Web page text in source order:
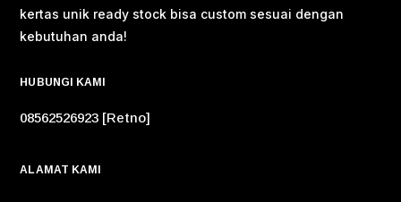
kertas unik ready stock bisa custom sesuai dengan
kebutuhan anda!
HUBUNGI KAMI
08562526923 [Retno]
ALAMAT KAMI